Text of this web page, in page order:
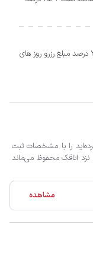
100 درصد مبلغ رزرو همان روز و سه روز بعد + 25 درصد مبلغ رزرو روز های
را با مشخصات ثبت
نزد اتاقک محفوظ می‌ماند
مشاهده